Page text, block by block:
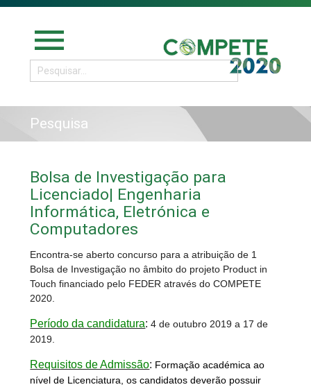
menu
Pesquisa
Bolsa de Investigação para
Licenciado| Engenharia
Informática, Eletrónica e
Computadores
Encontra-se aberto concurso para a atribuição de 1
Bolsa de Investigação no âmbito do projeto Product in
Touch financiado pelo FEDER através do COMPETE
2020.
Período da candidatura: 4 de outubro 2019 a 17 de
2019.
Requisitos de Admissão: Formação académica ao
nível de Licenciatura, os candidatos deverão possuir